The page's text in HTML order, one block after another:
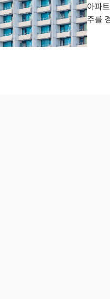
아파
주를